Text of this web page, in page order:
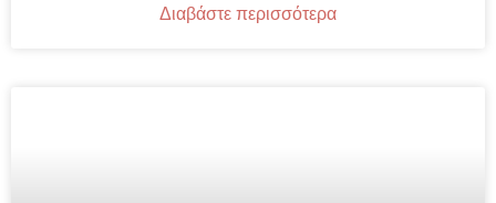
Διαβάστε περισσότερα